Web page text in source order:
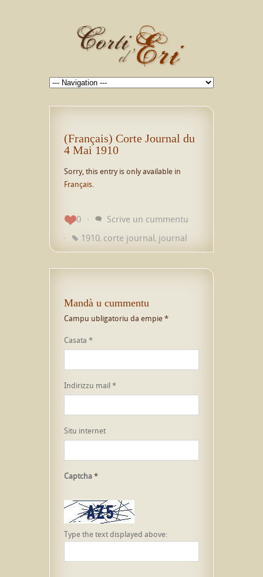
(Français) Corte Journal du
4 Mai 1910
Sorry, this entry is only available in
Français
0
Scrive un cummentu
1910, corte journal, journal
Mandà u cummentu
Campu ubligatoriu da empie*
Casata *
Indirizzu mail*
Situ internet
Captcha*
Type the text displayed above: